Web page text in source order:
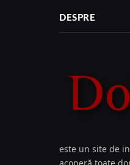
DESPRE
este un site de
acoperă toate